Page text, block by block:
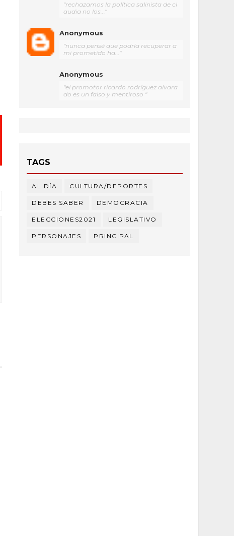
"rechazamos la política salinista de cl
audia no los..."
Anonymous
"nunca pensé que podría recuperar a
mi prometido ha..."
Anonymous
"el promotor ricardo rodríguez alvara
do es un falso y mentiroso "
TAGS
AL DÍA CULTURA/DEPORTES
DEBES SABER DEMOCRACIA
ELECCIONES2021 LEGISLATIVO
PERSONAJES PRINCIPAL